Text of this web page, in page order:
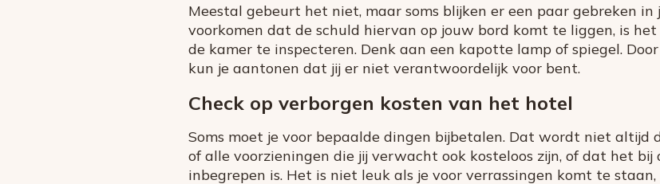
Meestal gebeurt het niet, maar soms blijken er een paar gebreken
voorkomen dat de schuld hiervan op jouw bord komt te liggen, is
de kamer te inspecteren. Denk aan een kapotte lamp of spiegel.
kun je aantonen dat jij er niet verantwoordelijk voor bent.
Check op verborgen kosten van het hotel
Soms moet je voor bepaalde dingen bijbetalen. Dat wordt niet altijd
of alle voorzieningen die jij verwacht ook kosteloos zijn, of dat het
inbegrepen is. Het is niet leuk als je voor verrassingen komt te